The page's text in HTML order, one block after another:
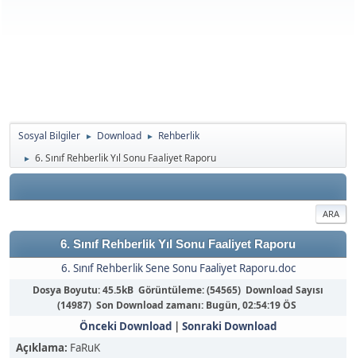
Sosyal Bilgiler ► Download ► Rehberlik
► 6. Sınıf Rehberlik Yıl Sonu Faaliyet Raporu
ARA
6. Sınıf Rehberlik Yıl Sonu Faaliyet Raporu
6. Sınıf Rehberlik Sene Sonu Faaliyet Raporu.doc
Dosya Boyutu: 45.5kB Görüntüleme: (54565) Download Sayısı
(14987) Son Download zamanı: Bugün, 02:54:19 ÖS
Önceki Download | Sonraki Download
Açıklama: FaRuK